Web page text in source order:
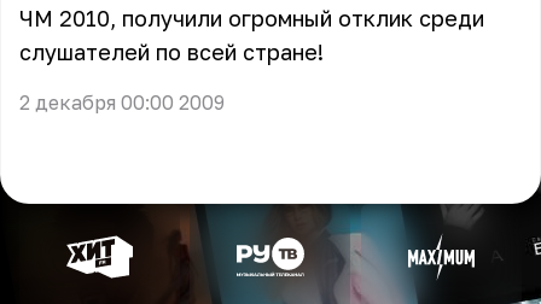
ЧМ 2010, получили огромный отклик среди
слушателей по всей стране!
2 декабря 00:00 2009